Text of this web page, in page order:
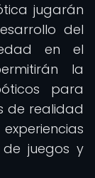
jugarán
del
en el
la
para
de realidad
juegos y